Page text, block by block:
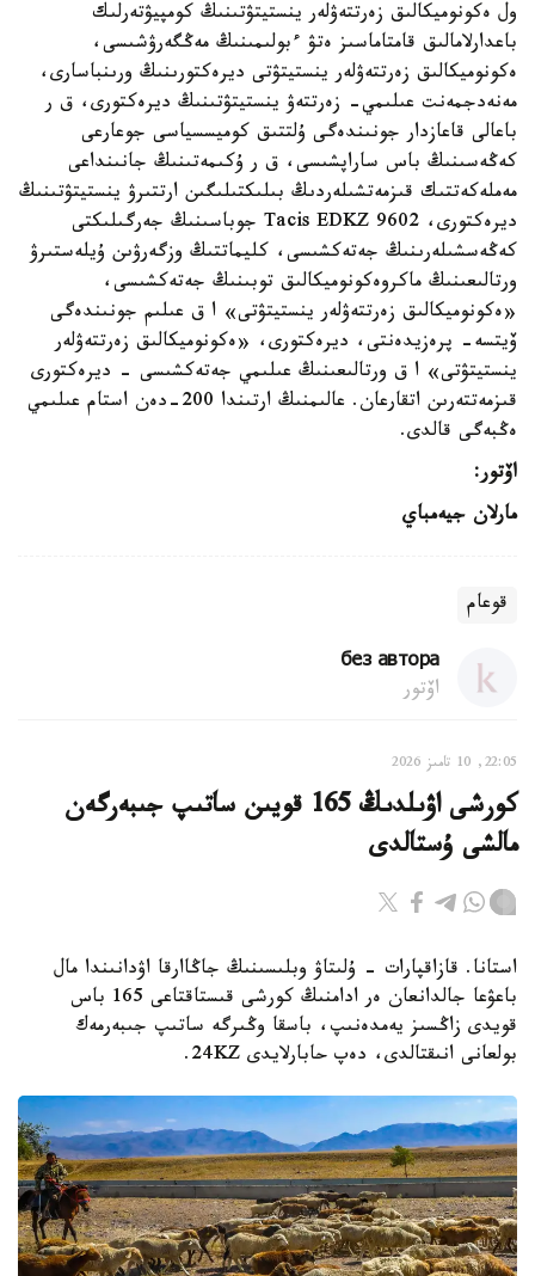
ول ەكونوميكالىق زەرتتەۋلەر ينستيتۋتىنىڭ كومپيۋتەرلىك
باعدارلامالىق قامتاماسىز ەتۋ ءبولىمىنىڭ مەڭگەرۋشىسى،
ەكونوميكالىق زەرتتەۋلەر ينستيتۋتى ديرەكتورىنىڭ ورىنباسارى،
مەنەدجمەنت عىلىمي- زەرتتەۋ ينستيتۋتىنىڭ ديرەكتورى، ق ر
باعالى قاعازدار جونىندەگى ۇلتتىق كوميسسياسى جوعارعى
كەڭەسىنىڭ باس ساراپشىسى، ق ر ۇكىمەتىنىڭ جانىنداعى
مەملەكەتتىك قىزمەتشىلەردىڭ بىلىكتىلىگىن ارتتىرۋ ينستيتۋتىنىڭ
ديرەكتورى، Tacis EDKZ 9602 جوباسىنىڭ جەرگىلىكتى
كەڭەسشىلەرىنىڭ جەتەكشىسى، كليماتتىڭ وزگەرۋىن ۇيلەستىرۋ
ورتالىعىنىڭ ماكروەكونوميكالىق توبىنىڭ جەتەكشىسى،
«ەكونوميكالىق زەرتتەۋلەر ينستيتۋتى» ا ق عىلىم جونىندەگى
ۆيتسە- پرەزيدەنتى، ديرەكتورى، «ەكونوميكالىق زەرتتەۋلەر
ينستيتۋتى» ا ق ورتالىعىنىڭ عىلىمي جەتەكشىسى - ديرەكتورى
قىزمەتتەرىن اتقارعان. عالىمنىڭ ارتىندا 200-دەن استام عىلىمي
ەڭبەگى قالدى.
اۆتور:
مارلان جيەمباي
قوعام
без автора
اۆتور
22:05, 10 تامىز 2026
كورشى اۋىلدىڭ 165 قويىن ساتىپ جىبەرگەن
مالشى ۇستالدى
استانا. قازاقپارات - ۇلىتاۋ وبلىسىنىڭ جاڭاارقا اۋدانىندا مال
باعۋعا جالدانعان ەر ادامنىڭ كورشى قىستاقتاعى 165 باس
قويدى زاڭسىز يەمدەنىپ، باسقا وڭىرگە ساتىپ جىبەرمەك
بولعانى انىقتالدى، دەپ حابارلايدى 24KZ.